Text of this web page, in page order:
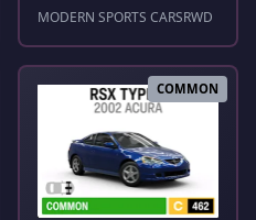
MODERN SPORTS CARSRWD
COMMON